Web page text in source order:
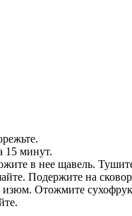
15 минут.
в нее щавель.
Подержите на
изюм. Отожмите